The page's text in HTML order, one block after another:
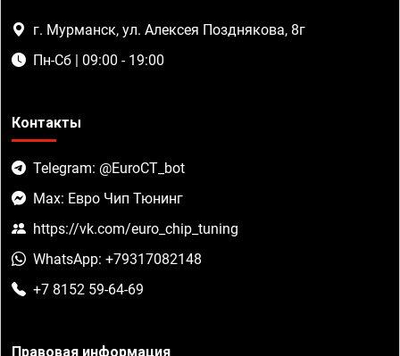
г. Мурманск, ул. Алексея Позднякова, 8г
Пн-Сб | 09:00 - 19:00
Контакты
Telegram: @EuroCT_bot
Max: Евро Чип Тюнинг
https://vk.com/euro_chip_tuning
WhatsApp: +79317082148
+7 8152 59-64-69
Правовая информация